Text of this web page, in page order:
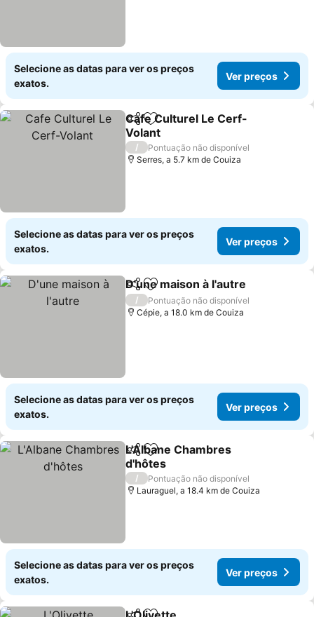
Selecione as datas para ver os preços
exatos.
Ver preços
PartilharAdicionar aos favoritos
Cafe Culturel Le Cerf-
Volant
/
Pontuação não disponível
Serres, a 5.7 km de Couiza
Selecione as datas para ver os preços
exatos.
Ver preços
PartilharAdicionar aos favoritos
D'une maison à l'autre
/
Pontuação não disponível
Cépie, a 18.0 km de Couiza
Selecione as datas para ver os preços
exatos.
Ver preços
PartilharAdicionar aos favoritos
L'Albane Chambres
d'hôtes
/
Pontuação não disponível
Lauraguel, a 18.4 km de Couiza
Selecione as datas para ver os preços
exatos.
Ver preços